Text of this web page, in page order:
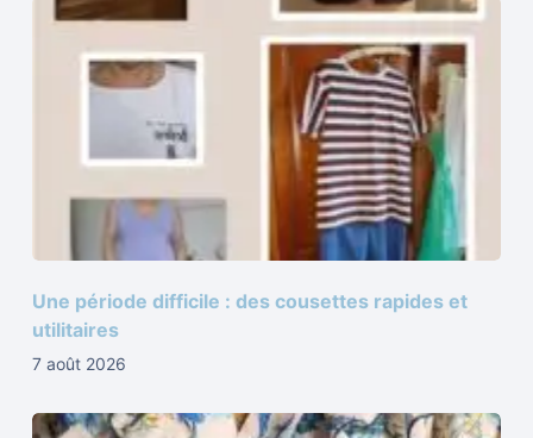
Une période difficile : des cousettes rapides et
utilitaires
7 août 2026